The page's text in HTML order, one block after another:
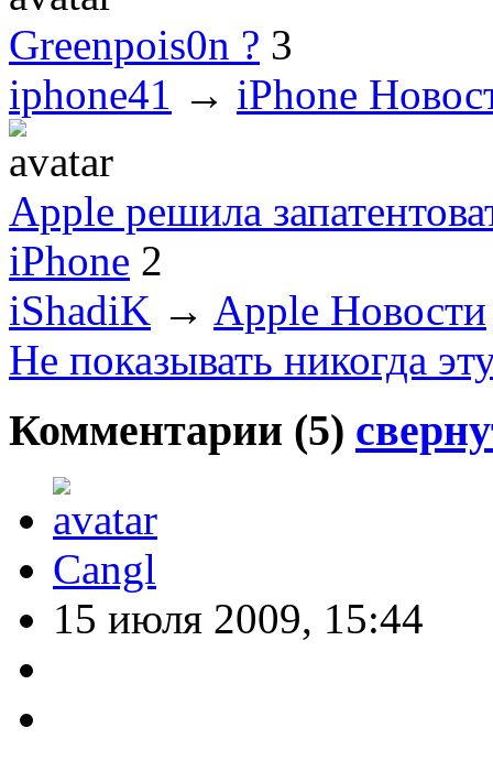
Greenpois0n ? 3
iphone41 → iPhone
Apple решила
iPhone 2
iShadiK → Apple Новости
Не показывать никогда
Комментарии (5)
Cangl
15 июля 2009, 15:44